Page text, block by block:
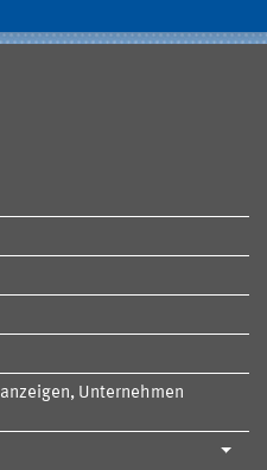
Unternehmen